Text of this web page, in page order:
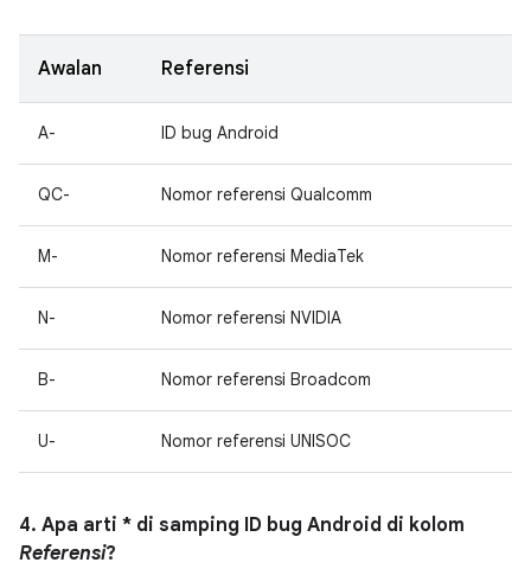
Awalan Referensi
A- ID bug Android
QC- Nomor referensi Qualcomm
M- Nomor referensi MediaTek
N- Nomor referensi NVIDIA
B- Nomor referensi Broadcom
U- Nomor referensi UNISOC
4. Apa arti * di samping ID bug Android di kolom
Referensi?